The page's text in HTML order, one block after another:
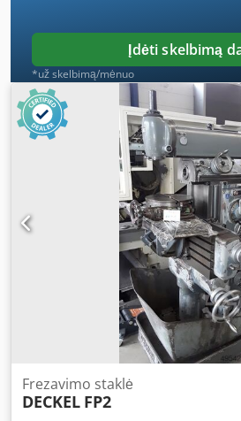
Įdėti skelbimą
*už skelbimą/mėnuo
Frezavimo staklė
DECKEL FP2